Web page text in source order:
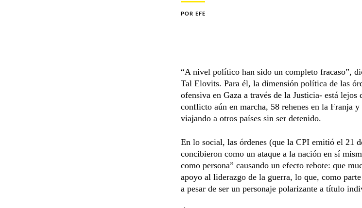
POR EFE
“A nivel político han sido un completo fracaso”,
Tal Elovits. Para él, la dimensión política de las
ofensiva en Gaza a través de la Justicia- está lejos
conflicto aún en marcha, 58 rehenes en la Franja
viajando a otros países sin ser detenido.
En lo social, las órdenes (que la CPI emitió el 21
concibieron como un ataque a la nación en sí
como persona” causando un efecto rebote: que
apoyo al liderazgo de la guerra, lo que, como
a pesar de ser un personaje polarizante a título